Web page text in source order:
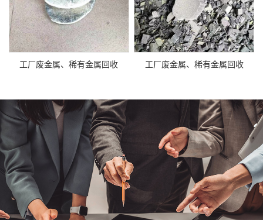
工厂废金属、稀有金属回收 工厂废金属、稀有金属回收